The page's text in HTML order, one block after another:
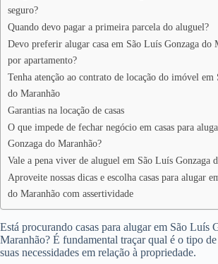
seguro?
Quando devo pagar a primeira parcela do aluguel?
Devo preferir alugar casa em São Luís Gonzaga do
por apartamento?
Tenha atenção ao contrato de locação do imóvel em
do Maranhão
Garantias na locação de casas
O que impede de fechar negócio em casas para
Gonzaga do Maranhão?
Vale a pena viver de aluguel em São Luís Gonzaga
Aproveite nossas dicas e escolha casas para alugar
do Maranhão com assertividade
Está procurando casas para alugar em São Luís
Maranhão? É fundamental traçar qual é o tipo
suas necessidades em relação à propriedade.